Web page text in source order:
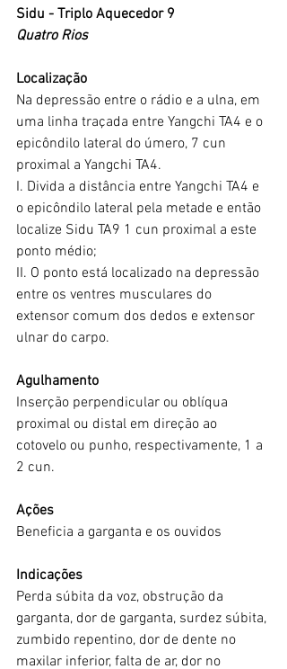
Sidu - Triplo Aquecedor 9
Quatro Rios
Localização
Na depressão entre o rádio e a ulna, em
uma linha traçada entre Yangchi TA4 e o
epicôndilo lateral do úmero, 7 cun
proximal a Yangchi TA4.
I. Divida a distância entre Yangchi TA4 e
o epicôndilo lateral pela metade e então
localize Sidu TA9 1 cun proximal a este
ponto médio;
II. O ponto está localizado na depressão
entre os ventres musculares do
extensor comum dos dedos e extensor
ulnar do carpo.
Agulhamento
Inserção perpendicular ou oblíqua
proximal ou distal em direção ao
cotovelo ou punho, respectivamente, 1 a
2 cun.
Ações
Beneficia a garganta e os ouvidos
Indicações
Perda súbita da voz, obstrução da
garganta, dor de garganta, surdez súbita,
zumbido repentino, dor de dente no
maxilar inferior, falta de ar, dor no